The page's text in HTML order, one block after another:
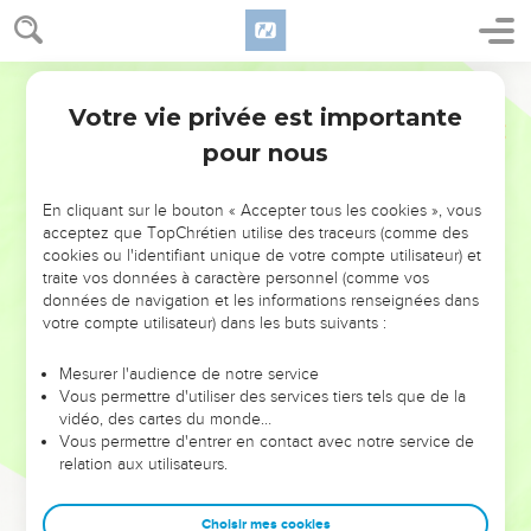
NE MANQUEZ PAS L’ÉVÉNEMENT
DE L’ANNÉE !
ET SI LEURS ERREURS POUVAIENT VOUS ÉVITER LES
VOTRES ?
leur foi ou leur vision. Mais on voit moins les doutes, les erreurs
et les saisons difficiles qu'ils ont traversés, alors même que ce
sont elles qui les ont façonnés.
Dans cette conférence, leaders, entrepreneurs, et responsables
clés pour avancer avec plus de sagesse afin que leurs erreurs
Votre vie privée est importante
pour nous
En cliquant sur le bouton « Accepter tous les cookies », vous
acceptez que TopChrétien utilise des traceurs (comme des
cookies ou l'identifiant unique de votre compte utilisateur) et
traite vos données à caractère personnel (comme vos
données de navigation et les informations renseignées dans
votre compte utilisateur) dans les buts suivants :
Mesurer l'audience de notre service
Vous permettre d'utiliser des services tiers tels que de la
vidéo, des cartes du monde…
Vous permettre d'entrer en contact avec notre service de
relation aux utilisateurs.
Choisir mes cookies